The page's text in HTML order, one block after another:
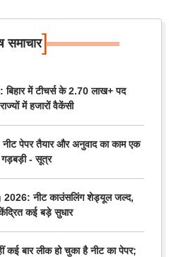
समाचार]
में टीचर्स के 2.70 लाख+ पद
में हजारों वैकेंसी
पेपर तैयार और अनुवाद का काम एक
गड़बड़ी - सूत्र
नीट काउंसलिंग शेड्यूल जल्द,
कई बड़े सुधार
बार लीक हो चुका है नीट का पेपर;